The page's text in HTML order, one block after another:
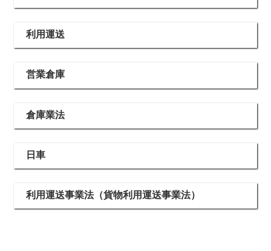
利用運送
営業倉庫
倉庫業法
日車
利用運送事業法（貨物利用運送事業法）